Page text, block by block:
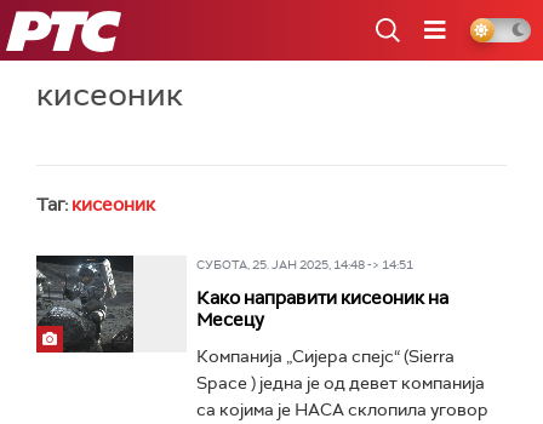
РТС
кисеоник
Таг: кисеоник
СУБОТА, 25. ЈАН 2025, 14:48 -> 14:51
Како направити кисеоник на
Месецу
Компанија „Сијера спејс“ (Sierra
Space ) једна је од девет компанија
са којима је НАСА склопила уговор